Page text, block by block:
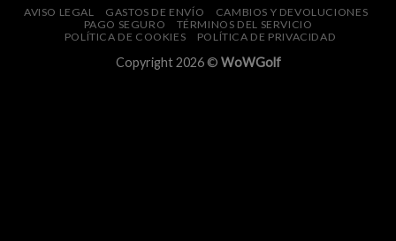
AVISO LEGAL GASTOS DE ENVÍO
CAMBIOS Y DEVOLUCIONES
PAGO SEGURO
TÉRMINOS DEL SERVICIO
POLÍTICA DE COOKIES
POLÍTICA DE PRIVACIDAD
Copyright 2026 © WoWGolf